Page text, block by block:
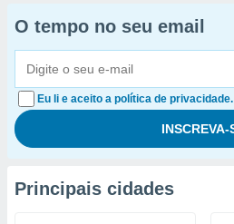
O tempo no seu email
Eu li e aceito a política de privacidade.
Principais cidades